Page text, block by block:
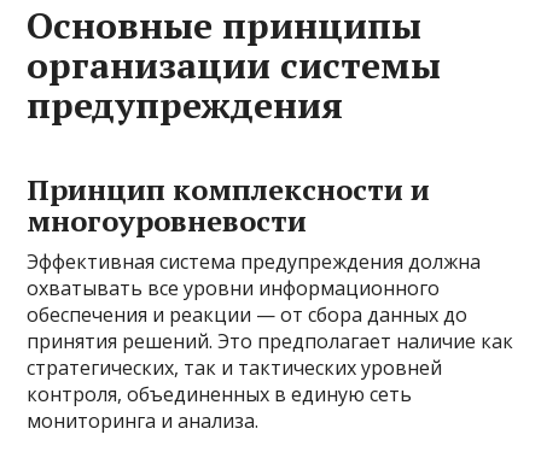
Основные принципы
организации системы
предупреждения
Принцип комплексности и
многоуровневости
Эффективная система предупреждения должна
охватывать все уровни информационного
обеспечения и реакции — от сбора данных до
принятия решений. Это предполагает наличие как
стратегических, так и тактических уровней
контроля, объединенных в единую сеть
мониторинга и анализа.